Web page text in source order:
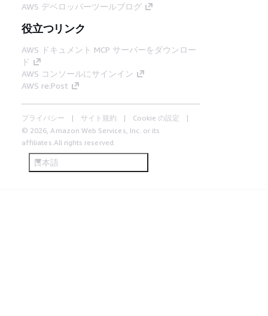
AWS デベロッパーツールブログ
役立つリンク
AWS ドキュメント MCP サーバーをダウンロー
ド
AWS コンソールにサインイン
AWS re:Post
プライバシー サイト規約
Cookie の設定
© 2026, Amazon Web Services, Inc. or its
affiliates.All rights reserved.
日本語